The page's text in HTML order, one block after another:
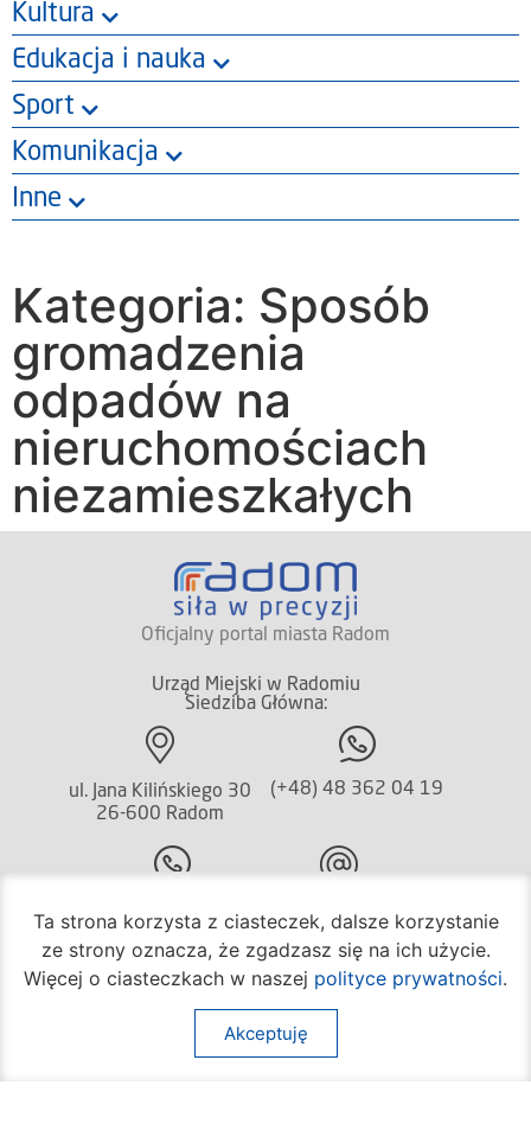
Kultura
Edukacja i nauka
Sport
Komunikacja
Inne
Kategoria: Sposób
gromadzenia
odpadów na
nieruchomościach
niezamieszkałych
Oficjalny portal miasta Radom
Urząd Miejski w Radomiu
Siedziba Główna:
ul. Jana Kilińskiego 30
26-600 Radom
(+48) 48 362 04 19
bom@umradom.pl
Godziny pracy:
poniedziałek – piątek
godz.7:30 – 16:30
Ta strona korzysta z ciasteczek, dalsze korzystanie
ze strony oznacza, że zgadzasz się na ich użycie.
Więcej o ciasteczkach w naszej polityce prywatności.
Akceptuję